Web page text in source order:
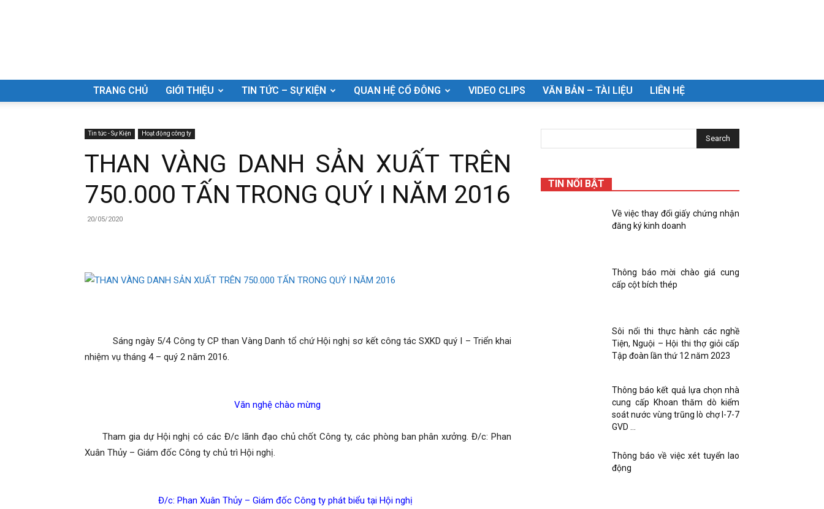
Công
TRANG CHỦ GIỚI THIỆU TIN TỨC – SỰ KIỆN QUAN HỆ CỔ ĐÔNG VIDEO CLIPS VĂN BẢN – TÀI LIỆU LIÊN HỆ
Tin tức - Sự Kiện Hoạt động công ty
THAN VÀNG DANH SẢN XUẤT TRÊN
750.000 TẤN TRONG QUÝ I NĂM 2016
20/05/2020
Sáng ngày 5/4 Công ty CP than Vàng Danh tổ chứ Hội nghị sơ kết công tác SXKD quý I – Triển khai
nhiệm vụ tháng 4 – quý 2 năm 2016.
Văn nghệ chào mừng
Tham gia dự Hội nghị có các Đ/c lãnh đạo chủ chốt Công ty, các phòng ban phân xưởng. Đ/c: Phan
Xuân Thủy – Giám đốc Công ty chủ trì Hội nghị.
Đ/c: Phan Xuân Thủy – Giám đốc Công ty phát biểu tại Hội nghị
TIN NỔI BẬT
Về việc thay đổi giấy chứng nhận
đăng ký kinh doanh
Thông báo mời chào giá cung
cấp cột bích thép
Sôi nổi thi thực hành các nghề
Tiện, Nguội – Hội thi thợ giỏi cấp
Tập đoàn lần thứ 12 năm 2023
Thông báo kết quả lựa chọn nhà
cung cấp Khoan thăm dò kiểm
soát nước vùng trũng lò chợ I-7-7
GVD …
Thông báo về việc xét tuyển lao
động